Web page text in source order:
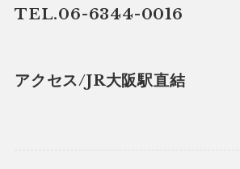
TEL.06-6344-0016
アクセス/JR大阪駅直結